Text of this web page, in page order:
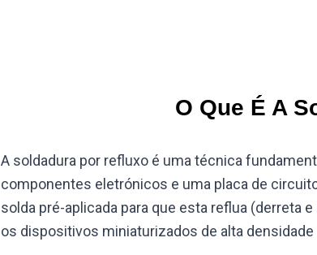
O Que É A
A soldadura por refluxo é uma técnica
componentes eletrónicos e uma placa de
solda pré-aplicada para que esta reflua (derreta
os dispositivos miniaturizados de alta